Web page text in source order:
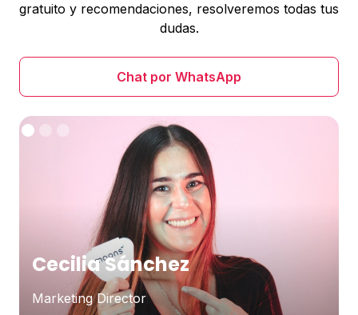
gratuito y recomendaciones, resolveremos todas tus
dudas.
Chat por WhatsApp
Cecilia Sánchez
Marketing Director